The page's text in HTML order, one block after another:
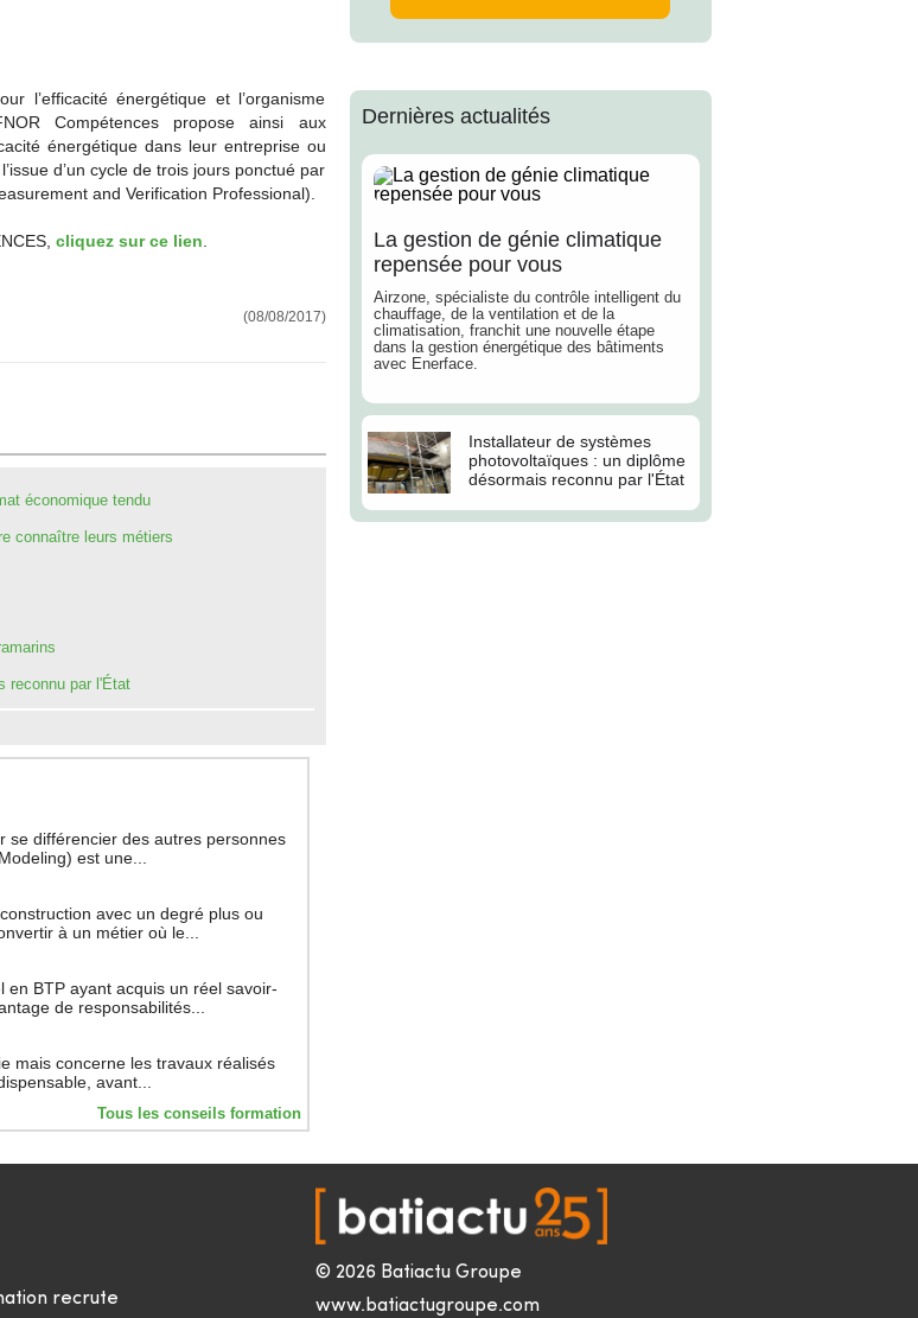
l’efficacité énergétique et l’organisme
Compétences propose ainsi aux
énergétique dans leur entreprise ou
d’un cycle de trois jours ponctué par
and Verification Professional).
cliquez sur ce lien
(08/08/2017)
économique tendu
connaître leurs métiers
reconnu par l'État
se différencier des autres personnes
est une...
avec un degré plus ou
à un métier où le...
en BTP ayant acquis un réel savoir-
de responsabilités...
mais concerne les travaux réalisés
avant...
Tous les conseils formation
Dernières actualités
La gestion de génie climatique
repensée pour vous
Airzone, spécialiste du contrôle intelligent du
chauffage, de la ventilation et de la
climatisation, franchit une nouvelle étape
dans la gestion énergétique des bâtiments
avec Enerface.
Installateur de systèmes
photovoltaïques : un diplôme
désormais reconnu par l'État
recrute
© 2026 Batiactu Groupe
www.batiactugroupe.com